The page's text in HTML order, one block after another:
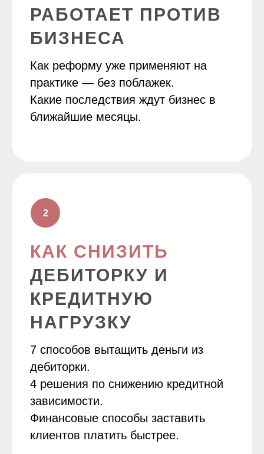
РАБОТАЕТ ПРОТИВ
БИЗНЕСА
Как реформу уже применяют на
практике — без поблажек.
Какие последствия ждут бизнес в
ближайшие месяцы.
КАК СНИЗИТЬ
ДЕБИТОРКУ И
КРЕДИТНУЮ
НАГРУЗКУ
7 способов вытащить деньги из
дебиторки.
4 решения по снижению кредитной
зависимости.
Финансовые способы заставить
клиентов платить быстрее.